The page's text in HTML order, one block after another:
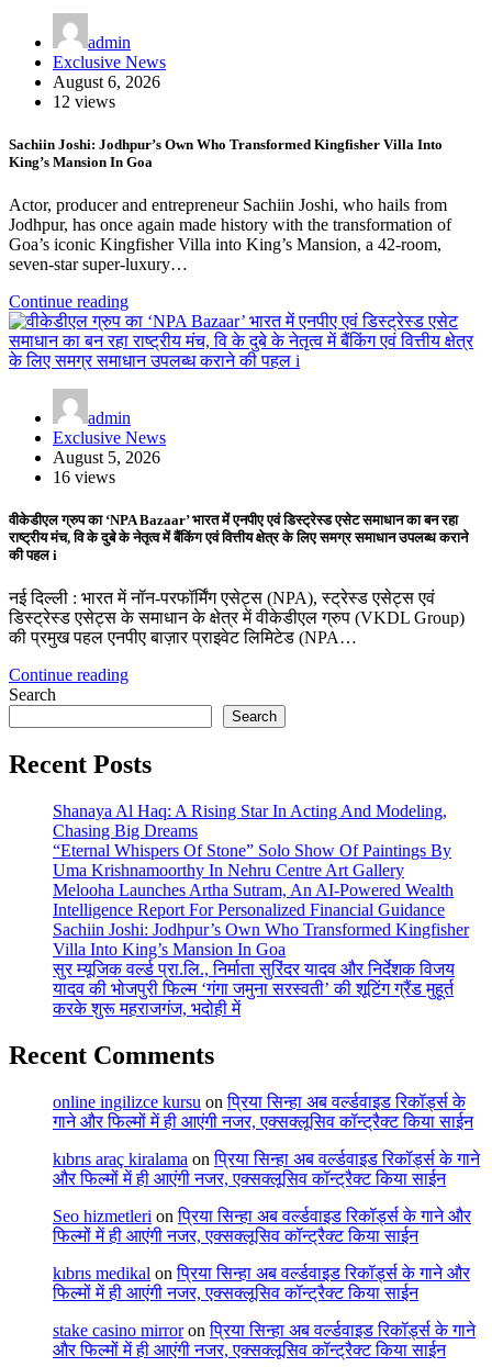
admin
Exclusive News
August 6, 2026
12 views
Sachiin Joshi: Jodhpur’s Own Who Transformed Kingfisher Villa Into
King’s Mansion In Goa
Actor, producer and entrepreneur Sachiin Joshi, who hails from
Jodhpur, has once again made history with the transformation of
Goa’s iconic Kingfisher Villa into King’s Mansion, a 42-room,
seven-star super-luxury…
Continue reading
admin
Exclusive News
August 5, 2026
16 views
वीकेडीएल ग्रुप का ‘NPA Bazaar’ भारत में एनपीए एवं डिस्ट्रेस्ड एसेट समाधान का बन रहा
राष्ट्रीय मंच, वि के दुबे के नेतृत्व में बैंकिंग एवं वित्तीय क्षेत्र के लिए समग्र समाधान उपलब्ध कराने
की पहल i
नई दिल्ली : भारत में नॉन-परफॉर्मिंग एसेट्स (NPA), स्ट्रेस्ड एसेट्स एवं
डिस्ट्रेस्ड एसेट्स के समाधान के क्षेत्र में वीकेडीएल ग्रुप (VKDL Group)
की प्रमुख पहल एनपीए बाज़ार प्राइवेट लिमिटेड (NPA…
Continue reading
Search
Search
Recent Posts
Shanaya Al Haq: A Rising Star In Acting And Modeling,
Chasing Big Dreams
“Eternal Whispers Of Stone” Solo Show Of Paintings By
Uma Krishnamoorthy In Nehru Centre Art Gallery
Melooha Launches Artha Sutram, An AI-Powered Wealth
Intelligence Report For Personalized Financial Guidance
Sachiin Joshi: Jodhpur’s Own Who Transformed Kingfisher
Villa Into King’s Mansion In Goa
सुर म्यूजिक वर्ल्ड प्रा.लि., निर्माता सुरिंदर यादव और निर्देशक विजय
यादव की भोजपुरी फिल्म ‘गंगा जमुना सरस्वती’ की शूटिंग ग्रैंड मुहूर्त
करके शुरू महराजगंज, भदोही में
Recent Comments
online ingilizce kursu onप्रिया सिन्हा अब वर्ल्डवाइड रिकॉर्ड्स के
गाने और फिल्मों में ही आएंगी नजर, एक्सक्लूसिव कॉन्ट्रैक्ट किया साईन
kıbrıs araç kiralama onप्रिया सिन्हा अब वर्ल्डवाइड रिकॉर्ड्स के गाने
और फिल्मों में ही आएंगी नजर, एक्सक्लूसिव कॉन्ट्रैक्ट किया साईन
Seo hizmetleri onप्रिया सिन्हा अब वर्ल्डवाइड रिकॉर्ड्स के गाने और
फिल्मों में ही आएंगी नजर, एक्सक्लूसिव कॉन्ट्रैक्ट किया साईन
kıbrıs medikal onप्रिया सिन्हा अब वर्ल्डवाइड रिकॉर्ड्स के गाने और
फिल्मों में ही आएंगी नजर, एक्सक्लूसिव कॉन्ट्रैक्ट किया साईन
stake casino mirroronप्रिया सिन्हा अब वर्ल्डवाइड रिकॉर्ड्स के गाने
और फिल्मों में ही आएंगी नजर, एक्सक्लूसिव कॉन्ट्रैक्ट किया साईन